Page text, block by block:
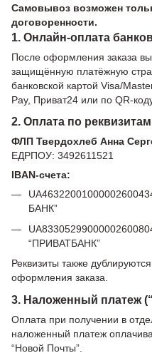
Самовывоз возможен
договоренности.
1. Онлайн-оплата
После оформления заказа
защищённую платёжную
банковской картой Visa/
Pay, Приват24 или по QR-
2. Оплата по
ФЛП Твердохлеб Анна
ЕДРПОУ: 3492611521
IBAN-счета:
БАНК”
“ПРИВАТБАНК”
Реквизиты также
оформления заказа.
3. Наложенный платеж
Оплата при получении в
наложенный платеж
“Новой Почты”.